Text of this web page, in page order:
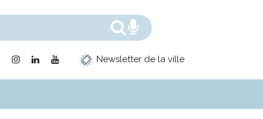
Rechercher
Recherche
Lien
Facebook
Lien
Instagram
Lien
LinkedinYoutube
Newsletter de la ville